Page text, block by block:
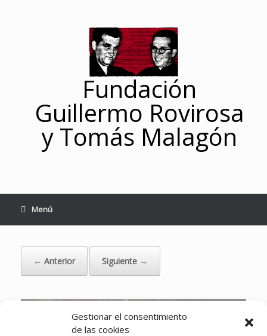
Gestionar el consentimiento
de las cookies
Fundación
Guillermo Rovirosa
y Tomás Malagón
Menú
← Anterior Siguiente →